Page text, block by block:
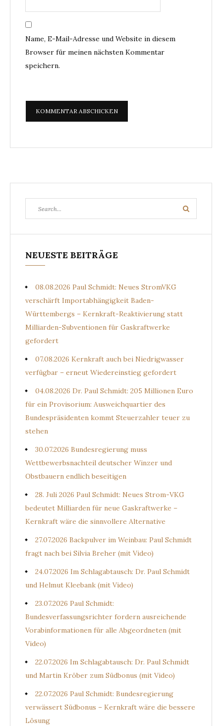
Name, E-Mail-Adresse und Website in diesem
Browser für meinen nächsten Kommentar
speichern.
for:
Search
NEUESTE BEITRÄGE
08.08.2026 Paul Schmidt: Neues StromVKG
verschärft Importabhängigkeit Baden-
Württembergs – Kernkraft-Reaktivierung statt
Milliarden-Subventionen für Gaskraftwerke
gefordert
07.08.2026 Kernkraft auch bei Niedrigwasser
verfügbar – erneut Wiedereinstieg gefordert
04.08.2026 Dr. Paul Schmidt: 205 Millionen Euro
für ein Provisorium: Ausweichquartier des
Bundespräsidenten kommt Steuerzahler teuer zu
stehen
30.07.2026 Bundesregierung muss
Wettbewerbsnachteil deutscher Winzer und
Obstbauern endlich beseitigen
28. Juli 2026 Paul Schmidt: Neues Strom-VKG
bedeutet Milliarden für neue Gaskraftwerke –
Kernkraft wäre die sinnvollere Alternative
27.07.2026 Backpulver im Weinbau: Paul Schmidt
fragt nach bei Silvia Breher (mit Video)
24.07.2026 Im Schlagabtausch: Dr. Paul Schmidt
und Helmut Kleebank (mit Video)
23.07.2026 Paul Schmidt:
Bundesverfassungsrichter fordern ausreichende
Vorabinformationen für alle Abgeordneten (mit
Video)
22.07.2026 Im Schlagabtausch: Dr. Paul Schmidt
und Martin Kröber zum Südbonus (mit Video)
22.07.2026 Paul Schmidt: Bundesregierung
verwässert Südbonus – Kernkraft wäre die bessere
Lösung